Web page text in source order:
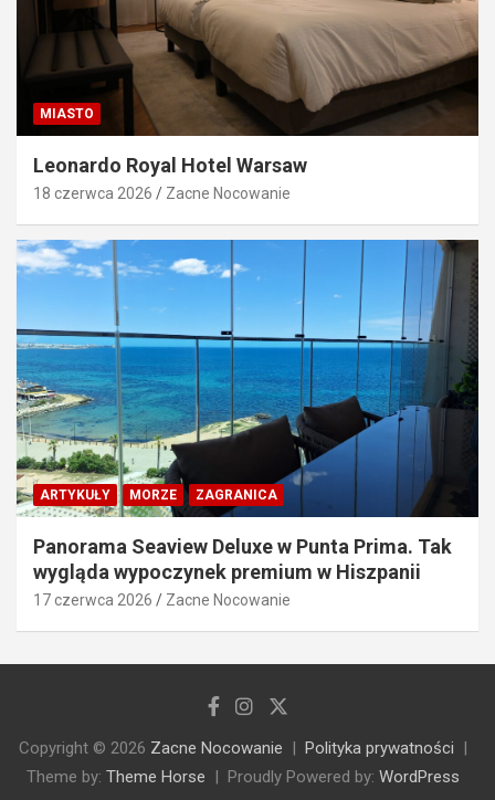
MIASTO
Leonardo Royal Hotel Warsaw
18 czerwca 2026 Zacne Nocowanie
ARTYKUŁY MORZE ZAGRANICA
Panorama Seaview Deluxe w Punta Prima. Tak
wygląda wypoczynek premium w Hiszpanii
17 czerwca 2026 Zacne Nocowanie
Copyright © 2026 Zacne Nocowanie
Polityka prywatności
Theme by: Theme Horse Proudly Powered by: WordPress